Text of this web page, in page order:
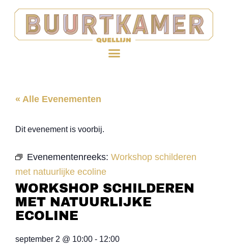
« Alle Evenementen
Dit evenement is voorbij.
Evenementenreeks: Workshop schilderen
met natuurlijke ecoline
WORKSHOP SCHILDEREN
MET NATUURLIJKE
ECOLINE
september 2 @ 10:00 - 12:00